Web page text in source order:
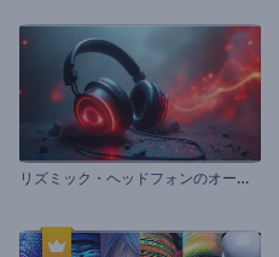
リ
ズミック・ヘッドフォンのオーディオ・ビジュアライザー